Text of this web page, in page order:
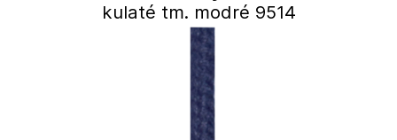
kulaté tm. modré 9514